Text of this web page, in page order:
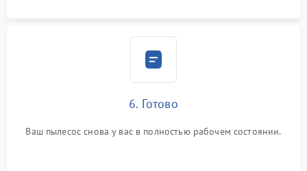
6. Готово
Ваш пылесос снова у вас в полностью рабочем состоянии.